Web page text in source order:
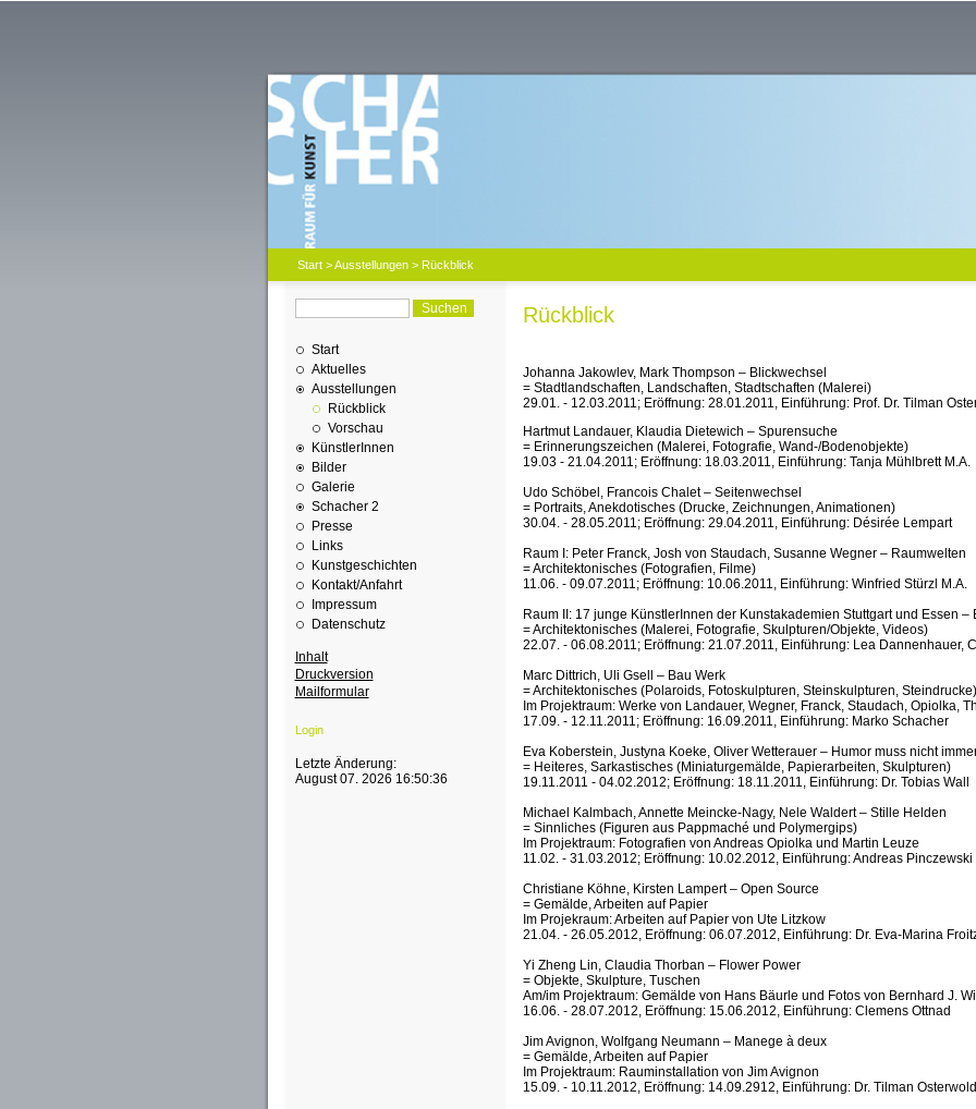
Start>Ausstellungen> Rückblick
Start
Aktuelles
Ausstellungen
Rückblick
Vorschau
KünstlerInnen
Bilder
Galerie
Schacher 2
Presse
Links
Kunstgeschichten
Kontakt/Anfahrt
Impressum
Datenschutz
Inhalt
Druckversion
Mailformular
Login
Letzte Änderung:
August 07. 2026 16:50:36
Rückblick
Johanna Jakowlev, Mark Thompson ­– Blickwechsel
= Stadtlandschaften, Landschaften, Stadtschaften (Malerei)
29.01. - 12.03.2011; Eröffnung: 28.01.2011, Einführung: Prof. Dr. Tilman
Hartmut Landauer, Klaudia Dietewich – Spurensuche
= Erinnerungszeichen (Malerei, Fotografie, Wand-/Bodenobjekte)
19.03 - 21.04.2011; Eröffnung: 18.03.2011, Einführung: Tanja Mühlbrett M.A.
Udo Schöbel, Francois Chalet – Seitenwechsel
= Portraits, Anekdotisches (Drucke, Zeichnungen, Animationen)
30.04. - 28.05.2011; Eröffnung: 29.04.2011, Einführung: Désirée Lempart
Raum I: Peter Franck, Josh von Staudach, Susanne Wegner – Raumwelten
= Architektonisches (Fotografien, Filme)
11.06. - 09.07.2011; Eröffnung: 10.06.2011, Einführung: Winfried Stürzl M.A.
Raum II: 17 junge KünstlerInnen der Kunstakademien Stuttgart und Essen –
= Architektonisches (Malerei, Fotografie, Skulpturen/Objekte, Videos)
22.07. - 06.08.2011; Eröffnung: 21.07.2011, Einführung: Lea Dannenhauer,
Marc Dittrich, Uli Gsell – Bau Werk
= Architektonisches (Polaroids, Fotoskulpturen, Steinskulpturen, Steindrucke)
Im Projektraum: Werke von Landauer, Wegner, Franck, Staudach, Opiolka,
17.09. - 12.11.2011;Eröffnung: 16.09.2011, Einführung: Marko Schacher
Eva Koberstein, Justyna Koeke, Oliver Wetterauer – Humor muss nicht
= Heiteres, Sarkastisches (Miniaturgemälde, Papierarbeiten, Skulpturen)
19.11.2011 - 04.02.2012; Eröffnung: 18.11.2011, Einführung: Dr. Tobias Wall
Michael Kalmbach, Annette Meincke-Nagy, Nele Waldert – Stille Helden
= Sinnliches (Figuren aus Pappmaché und Polymergips)
Im Projektraum: Fotografien von Andreas Opiolka und Martin Leuze
11.02. - 31.03.2012; Eröffnung: 10.02.2012, Einführung: Andreas Pinczewski
Christiane Köhne, Kirsten Lampert – Open Source
= Gemälde, Arbeiten auf Papier
Im Projekraum: Arbeiten auf Papier von Ute Litzkow
21.04. - 26.05.2012, Eröffnung: 06.07.2012, Einführung: Dr. Eva-Marina
Yi Zheng Lin, Claudia Thorban – Flower Power
= Objekte, Skulpture, Tuschen
Am/im Projektraum: Gemälde von Hans Bäurle und Fotos von Bernhard J.
16.06. - 28.07.2012, Eröffnung: 15.06.2012, Einführung: Clemens Ottnad
Jim Avignon, Wolfgang Neumann – Manege à deux
= Gemälde, Arbeiten auf Papier
Im Projektraum: Rauminstallation von Jim Avignon
15.09. - 10.11.2012, Eröffnung: 14.09.2912, Einführung: Dr. Tilman Osterwold